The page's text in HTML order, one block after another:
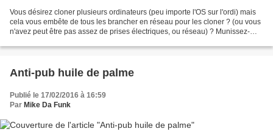
Vous désirez cloner plusieurs ordinateurs (peu importe l'OS sur l'ordi) mais
cela vous embête de tous les brancher en réseau pour les cloner ? (ou vous
n'avez peut être pas assez de prises électriques, ou réseau) ? Munissez-
Anti-pub huile de palme
Publié le 17/02/2016 à 16:59
Par Mike Da Funk